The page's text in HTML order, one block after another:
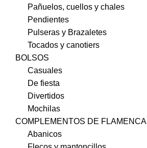
Pañuelos, cuellos y chales
Pendientes
Pulseras y Brazaletes
Tocados y canotiers
BOLSOS
Casuales
De fiesta
Divertidos
Mochilas
COMPLEMENTOS DE FLAMENCA
Abanicos